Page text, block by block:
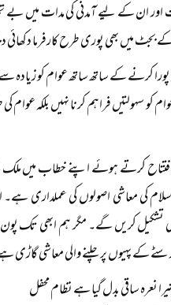
اور ان کے لیے آمدنی کی مدات میں
میں بھی پوری طرح کارفرما دکھائی
کرنے کے ساتھ ساتھ عوام کو زیادہ سے
سہولتیں فراہم کرنا نہیں بلکہ عوام
کرتے ہوئے اپنے خطاب میں ملک
کی معاشی اصولوں کی عملداری ہے۔
تشکیل کریں گے۔ مگر ہم ابھی تک
کے پہیوں پر چلنے والی معاشی
نعرہ ساقی بدل گیا ہے نظام محفل